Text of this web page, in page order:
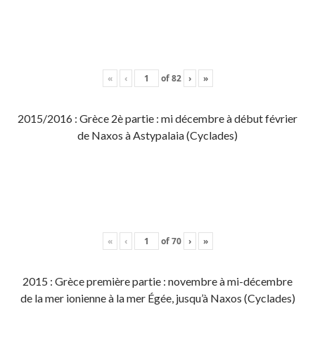
« ‹ of82 › »
2015/2016 : Grèce 2è partie : mi décembre à début février
de Naxos à Astypalaia (Cyclades)
« ‹ of70 › »
2015 : Grèce première partie : novembre à mi-décembre
de la mer ionienne à la mer Égée, jusqu’à Naxos (Cyclades)